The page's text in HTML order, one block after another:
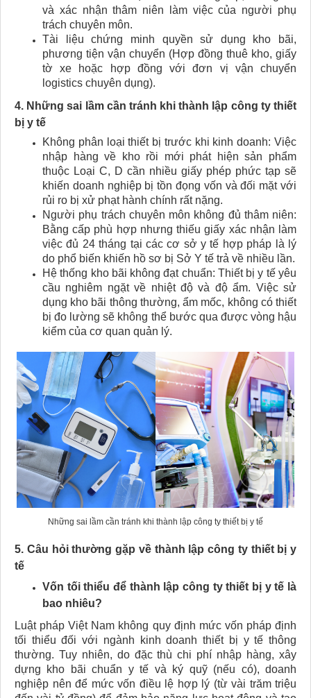
và xác nhận thâm niên làm việc của người phụ
trách chuyên môn.
Tài liệu chứng minh quyền sử dụng kho bãi,
phương tiện vận chuyển (Hợp đồng thuê kho, giấy
tờ xe hoặc hợp đồng với đơn vị vận chuyển
logistics chuyên dụng).
4. Những sai lầm cần tránh khi thành lập công ty thiết
bị y tế
Không phân loại thiết bị trước khi kinh doanh: Việc
nhập hàng về kho rồi mới phát hiện sản phẩm
thuộc Loại C, D cần nhiều giấy phép phức tạp sẽ
khiến doanh nghiệp bị tồn đọng vốn và đối mặt với
rủi ro bị xử phạt hành chính rất nặng.
Người phụ trách chuyên môn không đủ thâm niên:
Bằng cấp phù hợp nhưng thiếu giấy xác nhận làm
việc đủ 24 tháng tại các cơ sở y tế hợp pháp là lý
do phổ biến khiến hồ sơ bị Sở Y tế trả về nhiều lần.
Hệ thống kho bãi không đạt chuẩn: Thiết bị y tế yêu
cầu nghiêm ngặt về nhiệt độ và độ ẩm. Việc sử
dụng kho bãi thông thường, ẩm mốc, không có thiết
bị đo lường sẽ không thể bước qua được vòng hậu
kiểm của cơ quan quản lý.
Những sai lầm cần tránh khi thành lập công ty thiết bị y tế
5. Câu hỏi thường gặp về thành lập công ty thiết bị y
tế
Vốn tối thiểu để thành lập công ty thiết bị y tế là
bao nhiêu?
Luật pháp Việt Nam không quy định mức vốn pháp định
tối thiểu đối với ngành kinh doanh thiết bị y tế thông
thường. Tuy nhiên, do đặc thù chi phí nhập hàng, xây
dựng kho bãi chuẩn y tế và ký quỹ (nếu có), doanh
nghiệp nên để mức vốn điều lệ hợp lý (từ vài trăm triệu